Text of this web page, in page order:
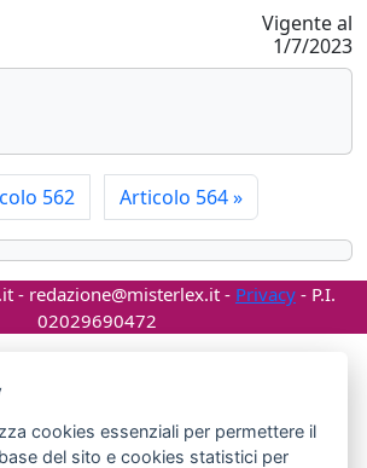
Vigente al
1/7/2023
562 Articolo 564»
- redazione@misterlex.it - Privacy - P.I.
02029690472
cookies essenziali per permettere il
del sito e cookies statistici per